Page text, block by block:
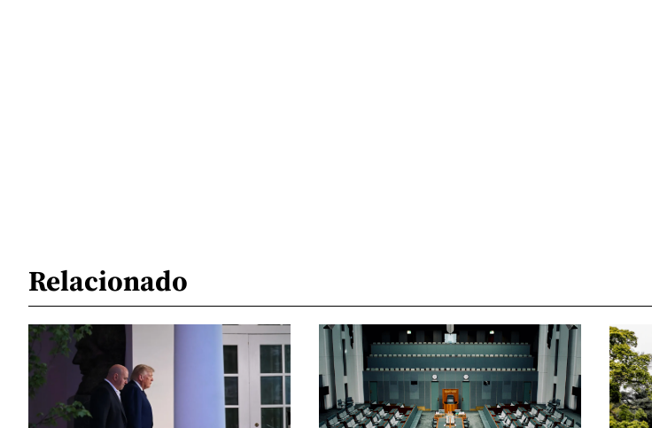
Relacionado